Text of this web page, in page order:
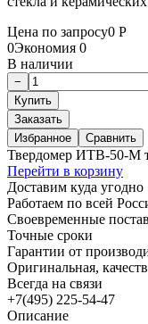
Цена по запросу0 Р
0Экономия 0
В наличии
Заказать
Избранное
Сравнить
Твердомер ИТВ-50-М
Перейти в корзину
Доставим куда угодно
Работаем по всей
Своевременные
Точные сроки
Гарантии от
Оригинальная,
Всегда на связи
+7(495) 225-54-47
Описание